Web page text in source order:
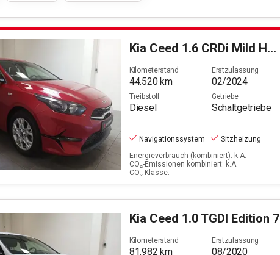
Finanzierung
Filter löschen
Kia Ceed 1.6 CRDi Mild Hybrid Vision (EURO 6d)
Kilometerstand
44.520km
Erstzulassung
02/2024
Treibstoff
Diesel
Getriebe
Schaltgetriebe
Navigationssystem
Sitzheizung
Energieverbrauch (kombiniert): k.A.
CO₂-Emissionen kombiniert: k.A.
CO₂-Klasse:
Kia Ceed 1.0 TGDI Edition 7
Kilometerstand
81.982 km
Erstzulassung
08/2020